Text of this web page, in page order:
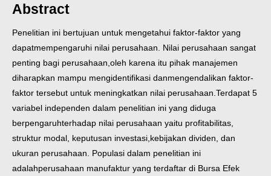
Abstract
Penelitian ini bertujuan untuk mengetahui faktor-faktor yang
dapatmempengaruhi nilai perusahaan. Nilai perusahaan sangat
penting bagi perusahaan,oleh karena itu pihak manajemen
diharapkan mampu mengidentifikasi danmengendalikan faktor-
faktor tersebut untuk meningkatkan nilai perusahaan.Terdapat 5
variabel independen dalam penelitian ini yang diduga
berpengaruhterhadap nilai perusahaan yaitu profitabilitas,
struktur modal, keputusan investasi,kebijakan dividen, dan
ukuran perusahaan. Populasi dalam penelitian ini
adalahperusahaan manufaktur yang terdaftar di Bursa Efek